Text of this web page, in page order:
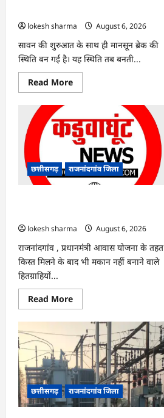
lokesh sharma
August 6, 2026
सावन की शुरुआत के साथ ही मानसून ब्रेक की
स्थिति बन गई है। यह स्थिति तब बनती...
Read MoreRead
more
7
दिन
और
थमी
रहेगी
बारिश,
नए
सिस्टम
उमस
बढ़ी…
छत्तीसगढ़ राजनांदगांव जिला
lokesh sharma
August 6, 2026
राजनांदगांव , प्रधानमंंत्री आवास योजना के तहत
किस्त मिलने के बाद भी मकान नहीं बनाने वाले
हितग्राहियों...
Read MoreRead
more
राजनांदगांव
:
किस्त
लेकर
नहीं
बनाया
आवास
145
हितग्राहियों
से
होगी
छत्तीसगढ़ राजनांदगांव जिला